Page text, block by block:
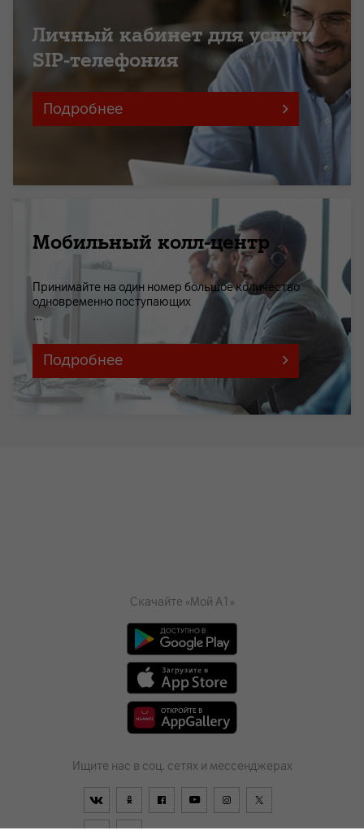
Личный кабинет для услуги
SIP-телефония
Подробнее
Мобильный колл-центр
Принимайте на один номер большое количество
одновременно поступающих
...
Подробнее
Скачайте «Мой А1»
Ищите нас в соц. сетях и мессенджерах